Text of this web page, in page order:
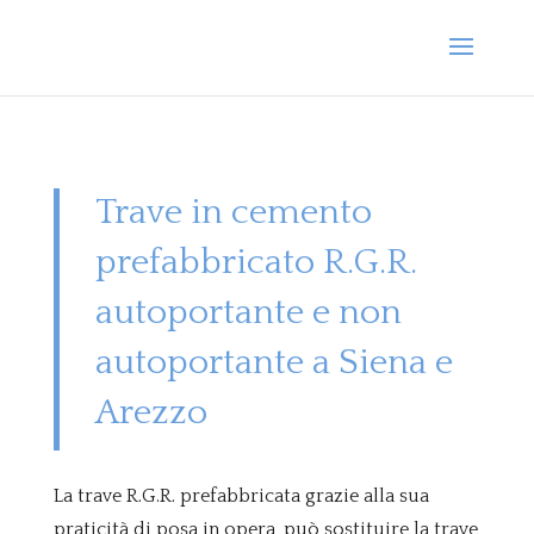
Trave in cemento
prefabbricato R.G.R.
autoportante e non
autoportante a Siena e
Arezzo
La trave R.G.R. prefabbricata grazie alla sua
praticità di posa in opera, può sostituire la trave